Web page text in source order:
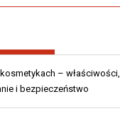
– właściwości,
i bezpieczeństwo